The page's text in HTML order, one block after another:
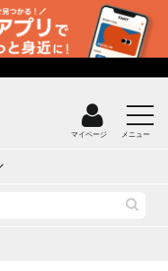
マイページ メニュー